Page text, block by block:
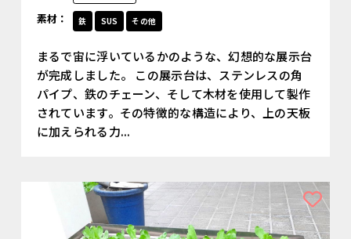
素材： 鉄 SUS その他
まるで宙に浮いているかのような、幻想的な展示台
が完成しました。 この展示台は、ステンレスの角
パイプ、鉄のチェーン、そして木材を使用して製作
されています。その特徴的な構造により、上の天板
に加えられる力...